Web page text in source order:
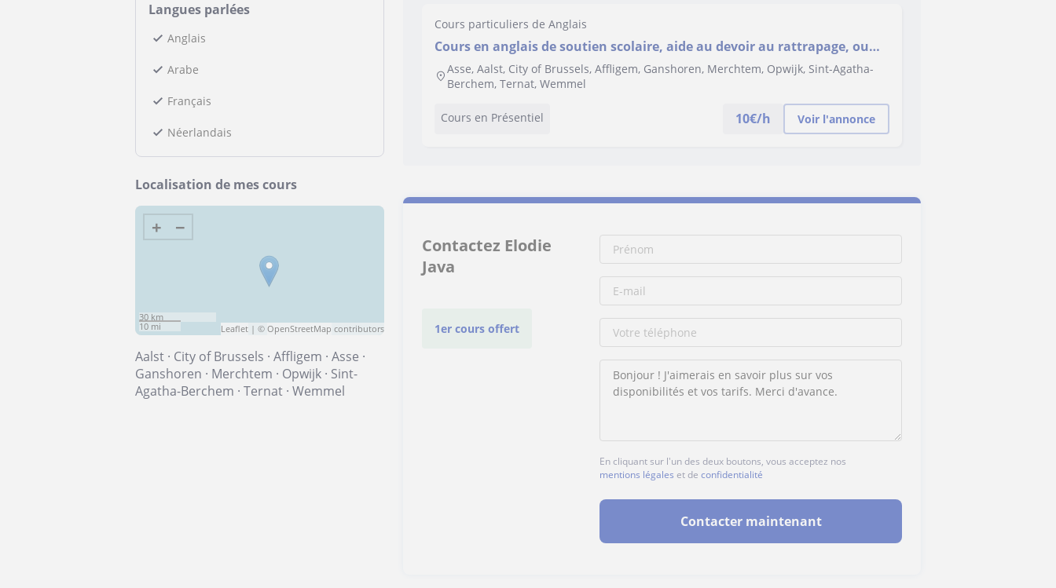
Langues parlées
Anglais
Arabe
Français
Néerlandais
Localisation de mes cours
+ −
30 km
10 mi
Leaflet | ©OpenStreetMap contributors
Aalst · City of Brussels · Affligem · Asse ·
Ganshoren · Merchtem · Opwijk · Sint-
Agatha-Berchem · Ternat · Wemmel
Cours particuliers de Anglais
Cours en anglais de soutien scolaire, aide au devoir au rattrapage, ou
donner des cours pour pouvoir parler l’anglais
Asse, Aalst, City of Brussels, Affligem, Ganshoren, Merchtem, Opwijk, Sint-Agatha-
Berchem, Ternat, Wemmel
Cours en Présentiel 10€/h Voir l'annonce
Contactez Elodie
Java
1er cours offert
En cliquant sur l'un des deux boutons, vous acceptez nos
mentions légales et deconfidentialité
Contacter maintenant